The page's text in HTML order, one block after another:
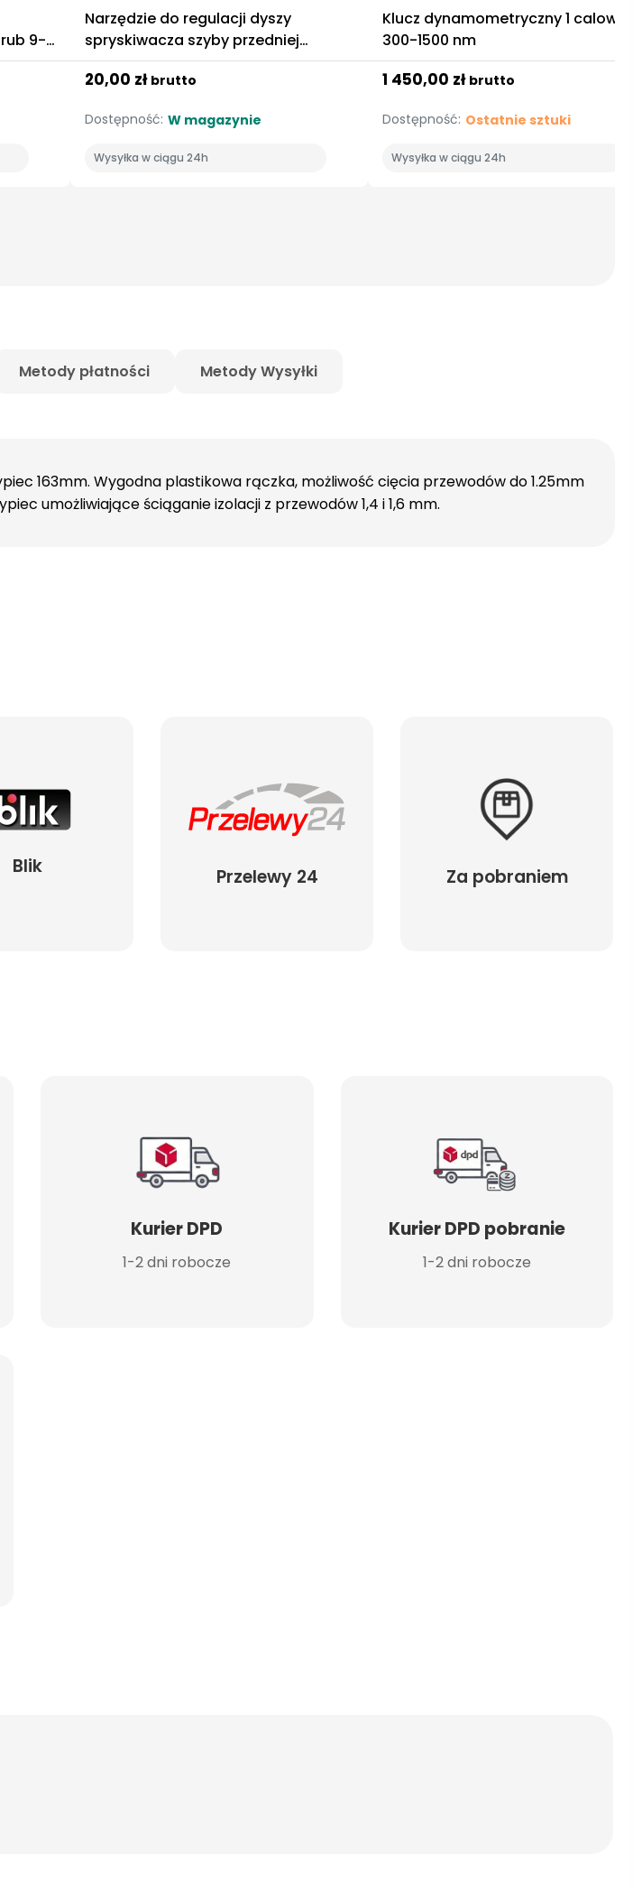
9-
Narzędzie do regulacji dyszy
spryskiwacza szyby przedniej
Mercedes Satra
20,00 zł brutto
Dostępność: W magazynie
Wysyłka w ciągu 24h
Klucz dynamometryczny 1 calowy
300-1500 nm
1 450,00 zł brutto
Dostępność: Ostatnie sztuki
Wysyłka w ciągu 24h
Metody płatności Metody Wysyłki
163mm. Wygodna plastikowa rączka, możliwość cięcia przewodów do 1.25mm
umożliwiające ściąganie izolacji z przewodów 1,4 i 1,6 mm.
Blik Przelewy 24 Za pobraniem
Kurier DPD
1-2 dni robocze
Kurier DPD pobranie
1-2 dni robocze